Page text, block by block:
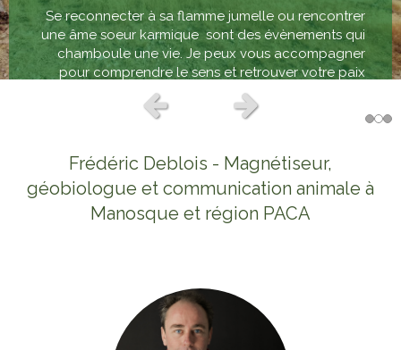
Se reconnecter à sa flamme jumelle ou rencontrer
une âme soeur karmique sont des évènements qui
chamboule une vie. Je peux vous accompagner
pour comprendre le sens et retrouver votre paix
intérieure et avancer en dépassant les blocages.
Slide précédentSlide suivant
Frédéric Deblois - Magnétiseur,
géobiologue et communication animale à
Manosque et région PACA